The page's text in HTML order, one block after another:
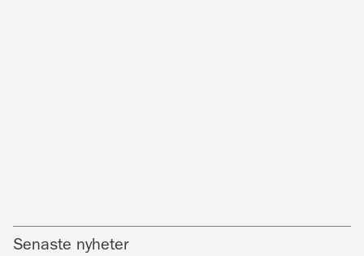
Senaste nyheter